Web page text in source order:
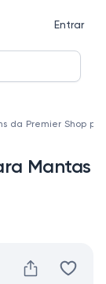
Entrar
da Premier Shop
Mantas